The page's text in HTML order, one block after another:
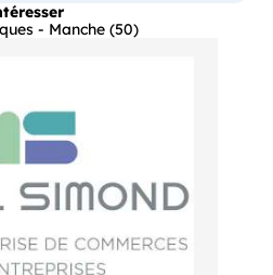
- Manche (50)